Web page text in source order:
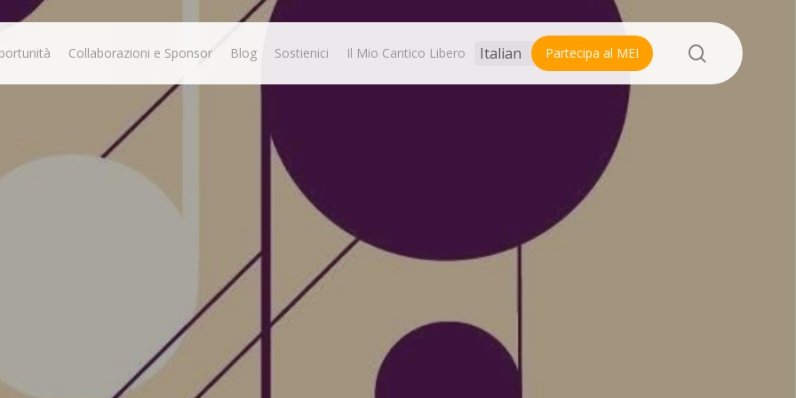
Collaborazioni e Sponsor Blog Sostienici Il Mio Cantico Libero Partecipa al MEI search